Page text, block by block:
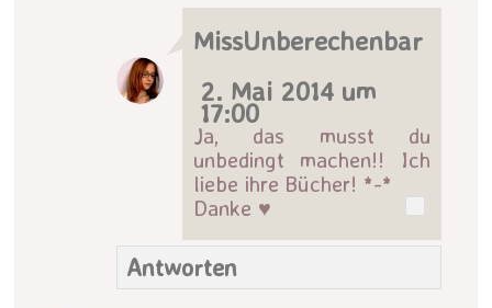
MissUnberechenbar
2. Mai 2014 um
17:00
Ja, das musst du
unbedingt machen!! Ich
liebe ihre Bücher! *-*
Danke ♥
Antworten